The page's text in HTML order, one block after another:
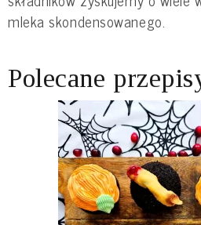
mleka skondensowanego.
Polecane